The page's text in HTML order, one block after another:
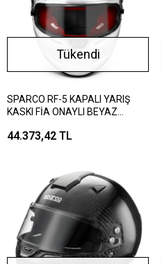
Tükendi
SPARCO RF-5 KAPALI YARIŞ
KASKI FİA ONAYLI BEYAZ
44.373,42 TL